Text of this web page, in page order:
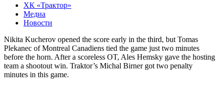
ХК «Трактор»
Медиа
Новости
Nikita Kucherov opened the score early in the third, but Tomas
Plekanec of Montreal Canadiens tied the game just two minutes
before the horn. After a scoreless OT, Ales Hemsky gave the hosting
team a shootout win. Traktor’s Michal Birner got two penalty
minutes in this game.